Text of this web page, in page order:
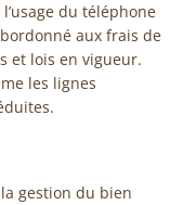
du téléphone
aux frais de
et lois en vigueur.
les lignes
gestion du bien